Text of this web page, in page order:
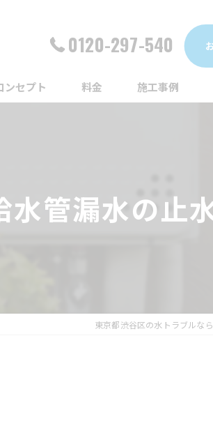
0120-297-540
ンセプト 料金 施工事例
管漏水の止
東京都渋谷区の水トラブルな